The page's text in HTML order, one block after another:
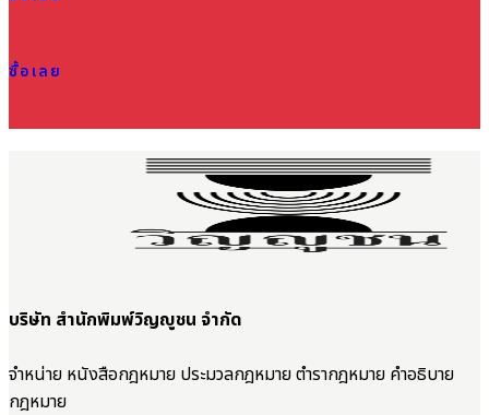
ซื้อเลย
บริษัท สำนักพิมพ์วิญญูชน จำกัด
จำหน่าย หนังสือกฎหมาย ประมวลกฎหมาย ตำรากฎหมาย คำอธิบาย
กฎหมาย